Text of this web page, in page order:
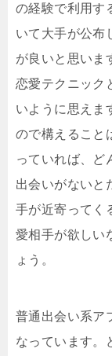
の経験で利用す
いて大手が公布
が良いと思いま
恋愛テクニック
いように思えま
ので構えること
っていれば、ど
出会いがないと
手が近寄ってく
愛相手が欲しい
ょう。
普通出会い系ア
なっています。